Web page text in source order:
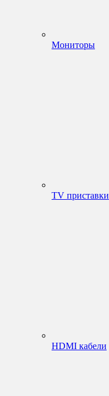
Мониторы
TV приставки
HDMI кабели